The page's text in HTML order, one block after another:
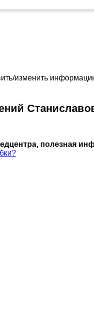
изменить
полезная